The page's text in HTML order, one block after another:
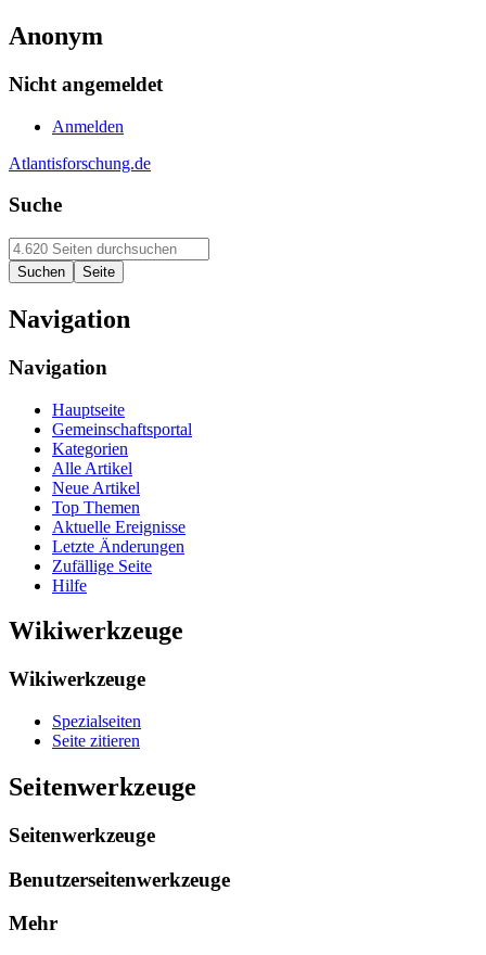
Anonym
Nicht angemeldet
Anmelden
Atlantisforschung.de
Suche
Navigation
Navigation
Hauptseite
Gemeinschaftsportal
Kategorien
Alle Artikel
Neue Artikel
Top Themen
Aktuelle Ereignisse
Letzte Änderungen
Zufällige Seite
Hilfe
Wikiwerkzeuge
Wikiwerkzeuge
Spezialseiten
Seite zitieren
Seitenwerkzeuge
Seitenwerkzeuge
Benutzerseitenwerkzeuge
Mehr